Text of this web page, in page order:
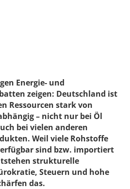
Energie- und
zeigen: Deutschland ist
Ressourcen stark von
– nicht nur bei Öl
bei vielen anderen
Weil viele Rohstoffe
sind bzw. importiert
strukturelle
Steuern und hohe
das.